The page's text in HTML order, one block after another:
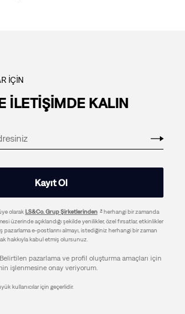
İÇİN
İLETİŞİMDE KALIN
Kayıt Ol
olarakLS&Co. Grup Şirketlerinden
herhangi bir zamanda
üzerinde açıklandığı şekilde yenilikler, özel fırsatlar, etkinlikler
pazarlama e-postlarını almayı, istediğiniz herhangi bir zaman
hakkıyla kabul etmiş olursunuz.
pazarlama ve profil oluşturma amaçları için
işlenmesine onay veriyorum.
kullanıcılar için geçerlidir.